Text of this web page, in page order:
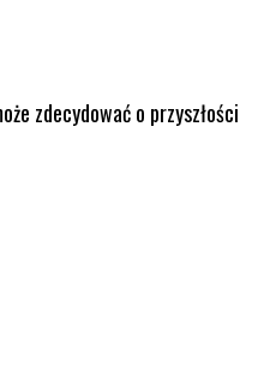
zdecydować o przyszłości